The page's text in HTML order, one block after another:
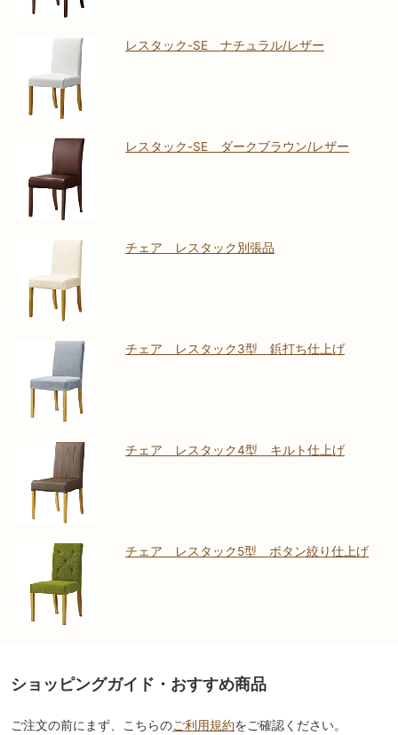
レスタック-SE ナチュラル/レザー
レスタック-SE ダークブラウン/レザー
チェア レスタック別張品
チェア レスタック3型 鋲打ち仕上げ
チェア レスタック4型 キルト仕上げ
チェア レスタック5型 ボタン絞り仕上げ
ショッピングガイド・おすすめ商品
ご注文の前にまず、こちらのご利用規約をご確認ください。